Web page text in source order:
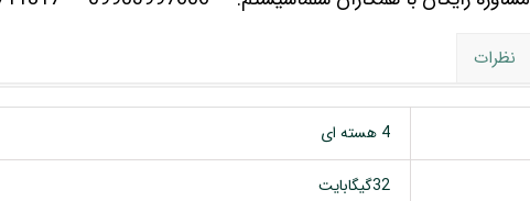
نظرات
4 هسته ای
32گیگابایت